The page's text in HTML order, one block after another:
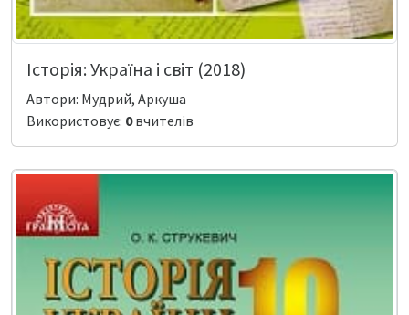
Історія: Україна і світ (2018)
Автори: Мудрий, Аркуша
Використовує: 0вчителів